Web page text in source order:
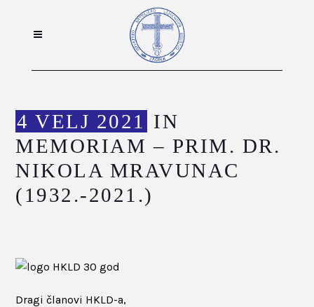
4 VELJ 2021
IN
MEMORIAM – PRIM. DR.
NIKOLA MRAVUNAC
(1932.-2021.)
Dragi članovi HKLD-a,